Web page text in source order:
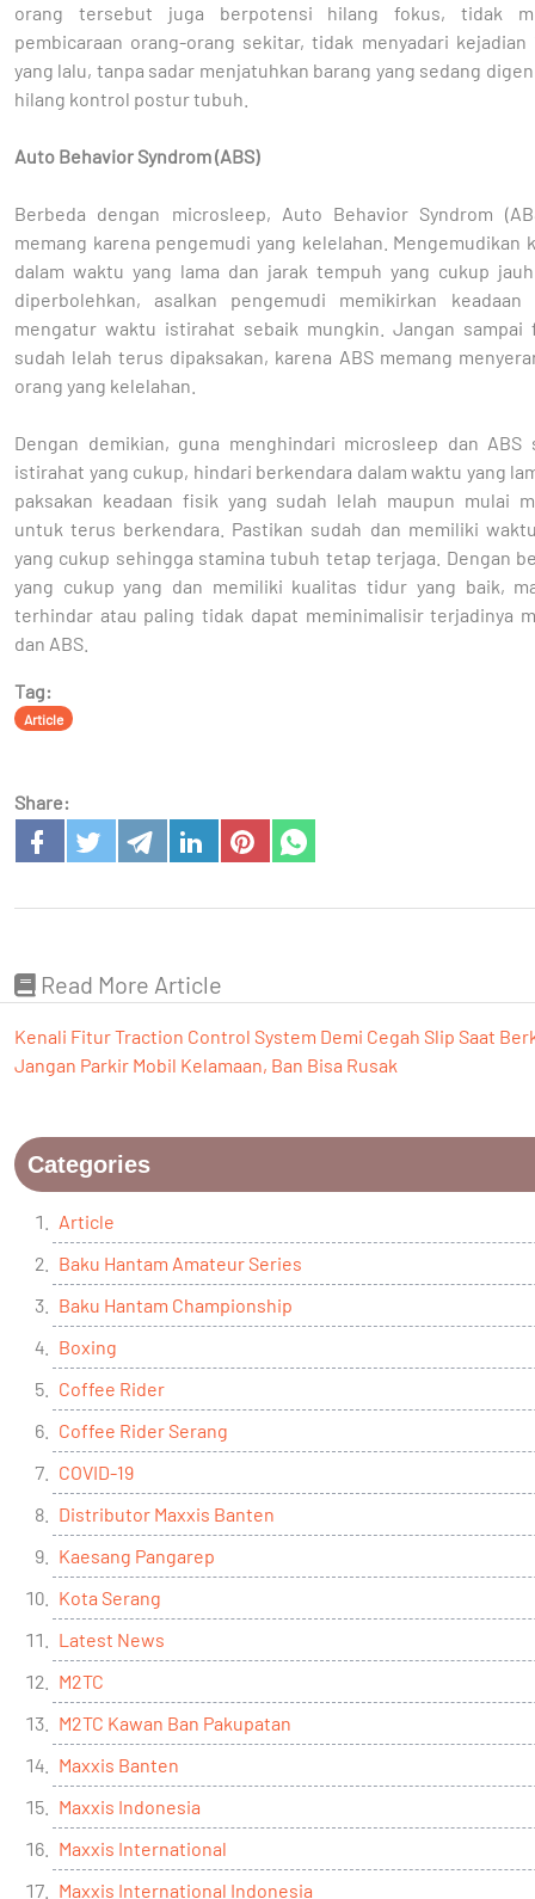
orang tersebut juga berpotensi hilang fokus, tidak
pembicaraan orang-orang sekitar, tidak menyadari kejadian
yang lalu, tanpa sadar menjatuhkan barang yang sedang
hilang kontrol postur tubuh.
Auto Behavior Syndrom (ABS)
Berbeda dengan microsleep, Auto Behavior Syndrom
memang karena pengemudi yang kelelahan. Mengemudikan
dalam waktu yang lama dan jarak tempuh yang cukup
diperbolehkan, asalkan pengemudi memikirkan
mengatur waktu istirahat sebaik mungkin. Jangan sampai
sudah lelah terus dipaksakan, karena ABS memang
orang yang kelelahan.
Dengan demikian, guna menghindari microsleep dan ABS
istirahat yang cukup, hindari berkendara dalam waktu yang
paksakan keadaan fisik yang sudah lelah maupun mulai
untuk terus berkendara. Pastikan sudah dan memiliki
yang cukup sehingga stamina tubuh tetap terjaga. Dengan
yang cukup yang dan memiliki kualitas tidur yang baik,
terhindar atau paling tidak dapat meminimalisir terjadinya
dan ABS.
Tag:
Article
Share:
Read More Article
Kenali Fitur Traction Control System Demi Cegah Slip Saat
Jangan Parkir Mobil Kelamaan, Ban Bisa Rusak
Categories
Article
Baku Hantam Amateur Series
Baku Hantam Championship
Boxing
Coffee Rider
Coffee Rider Serang
COVID-19
Distributor Maxxis Banten
Kaesang Pangarep
Kota Serang
Latest News
M2TC
M2TC Kawan Ban Pakupatan
Maxxis Banten
Maxxis Indonesia
Maxxis International
Maxxis International Indonesia